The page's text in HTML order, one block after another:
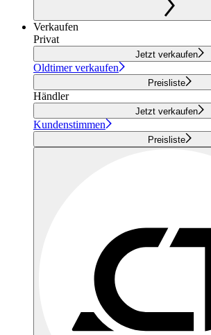
Verkaufen
Privat
Jetzt verkaufen
Oldtimer verkaufen
Preisliste
Händler
Jetzt verkaufen
Kundenstimmen
Preisliste